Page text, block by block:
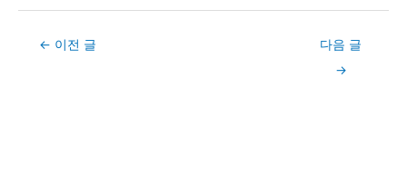
Post← 이전 글
다음 글
→